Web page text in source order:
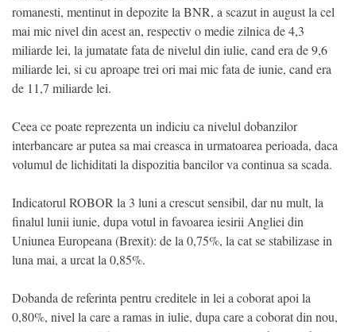
romanesti, mentinut in depozite la BNR, a scazut in august la cel
mai mic nivel din acest an, respectiv o medie zilnica de 4,3
miliarde lei, la jumatate fata de nivelul din iulie, cand era de 9,6
miliarde lei, si cu aproape trei ori mai mic fata de iunie, cand era
de 11,7 miliarde lei.
Ceea ce poate reprezenta un indiciu ca nivelul dobanzilor
interbancare ar putea sa mai creasca in urmatoarea perioada, daca
volumul de lichiditati la dispozitia bancilor va continua sa scada.
Indicatorul ROBOR la 3 luni a crescut sensibil, dar nu mult, la
finalul lunii iunie, dupa votul in favoarea iesirii Angliei din
Uniunea Europeana (Brexit): de la 0,75%, la cat se stabilizase in
luna mai, a urcat la 0,85%.
Dobanda de referinta pentru creditele in lei a coborat apoi la
0,80%, nivel la care a ramas in iulie, dupa care a coborat din nou,